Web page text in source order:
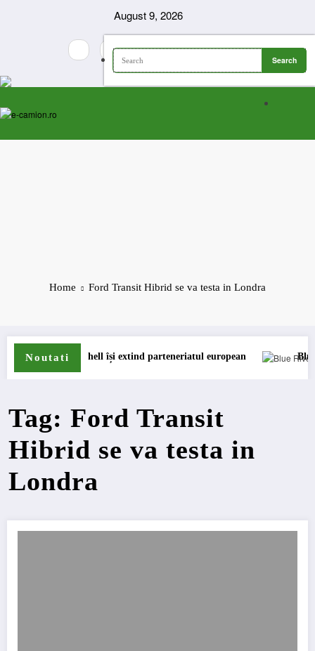
August 9, 2026
Home Ford Transit Hibrid se va testa in Londra
Noutati
Mobility și Shell își extind parteneriatul european Blue
Tag: Ford Transit
Hibrid se va testa in
Londra